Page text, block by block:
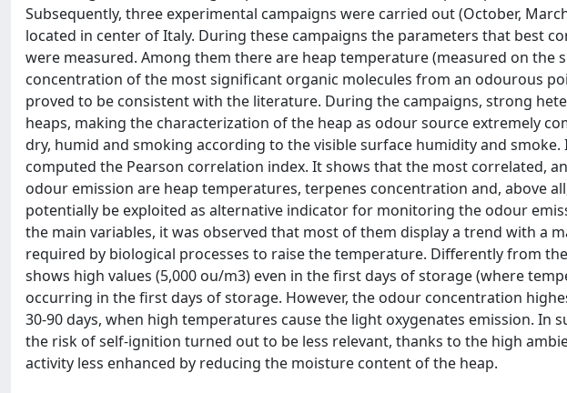
Subsequently, three experimental campaigns were carried out (October,
located in center of Italy. During these campaigns the parameters that best
were measured. Among them there are heap temperature (measured on the
concentration of the most significant organic molecules from an odourous
proved to be consistent with the literature. During the campaigns, strong
heaps, making the characterization of the heap as odour source extremely
dry, humid and smoking according to the visible surface humidity and
computed the Pearson correlation index. It shows that the most correlated,
odour emission are heap temperatures, terpenes concentration and, above
potentially be exploited as alternative indicator for monitoring the odour
the main variables, it was observed that most of them display a trend with a
required by biological processes to raise the temperature. Differently from
shows high values (5,000 ou/m3) even in the first days of storage (where
occurring in the first days of storage. However, the odour concentration
30-90 days, when high temperatures cause the light oxygenates emission. In
the risk of self-ignition turned out to be less relevant, thanks to the high
activity less enhanced by reducing the moisture content of the heap.